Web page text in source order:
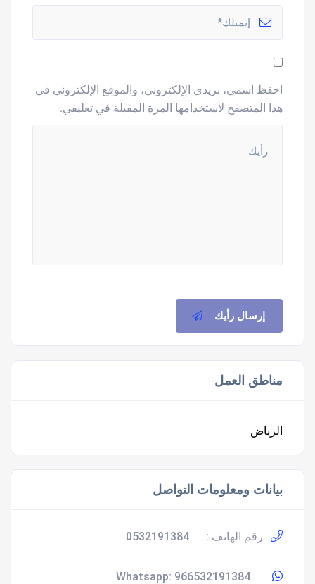
احفظ اسمي، بريدي الإلكتروني، والموقع الإلكتروني في
هذا المتصفح لاستخدامها المرة المقبلة في تعليقي.
إرسال رأيك
مناطق العمل
الرياض
بيانات ومعلومات التواصل
رقم الهاتف : 0532191384
966532191384